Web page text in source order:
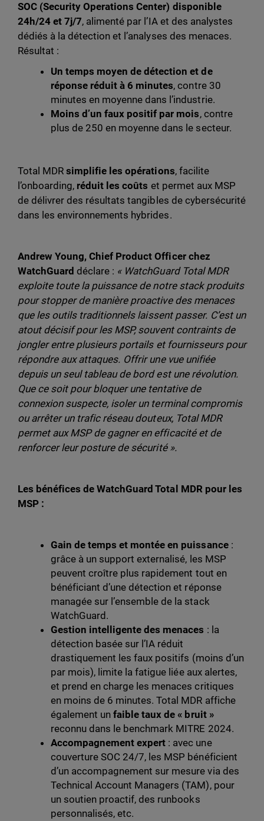
SOC (Security Operations Center) disponible
24h/24 et 7j/7, alimenté par l’IA et des analystes
dédiés à la détection et l’analyses des menaces.
Résultat :
Un temps moyen de détection et de
réponse réduit à 6 minutes, contre 30
minutes en moyenne dans l’industrie.
Moins d’un faux positif par mois, contre
plus de 250 en moyenne dans le secteur.
Total MDRsimplifie les opérations, facilite
l’onboarding, réduit les coûts et permet aux MSP
de délivrer des résultats tangibles de cybersécurité
dans les environnements hybrides.
Andrew Young, Chief Product Officer chez
WatchGuard déclare : « WatchGuard Total MDR
exploite toute la puissance de notre stack produits
pour stopper de manière proactive des menaces
que les outils traditionnels laissent passer. C’est un
atout décisif pour les MSP, souvent contraints de
jongler entre plusieurs portails et fournisseurs pour
répondre aux attaques. Offrir une vue unifiée
depuis un seul tableau de bord est une révolution.
Que ce soit pour bloquer une tentative de
connexion suspecte, isoler un terminal compromis
ou arrêter un trafic réseau douteux, Total MDR
permet aux MSP de gagner en efficacité et de
renforcer leur posture de sécurité ».
Les bénéfices de WatchGuard Total MDR pour les
MSP :
Gain de temps et montée en puissance:
grâce à un support externalisé, les MSP
peuvent croître plus rapidement tout en
bénéficiant d’une détection et réponse
managée sur l’ensemble de la stack
WatchGuard.
Gestion intelligente des menaces : la
détection basée sur l’IA réduit
drastiquement les faux positifs (moins d’un
par mois), limite la fatigue liée aux alertes,
et prend en charge les menaces critiques
en moins de 6 minutes. Total MDR affiche
également unfaible taux de « bruit »
reconnu dans le benchmark MITRE 2024.
Accompagnement expert : avec une
couverture SOC 24/7, les MSP bénéficient
d’un accompagnement sur mesure via des
Technical Account Managers (TAM), pour
un soutien proactif, des runbooks
personnalisés, etc.